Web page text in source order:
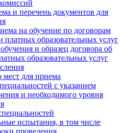
и перечень документов для
на обучение по договорам
платных образовательных услуг
и образец договора об
образовательных услуг
мест для приема
с указанием
и необходимого уровня
испытания, в том числе
проведения